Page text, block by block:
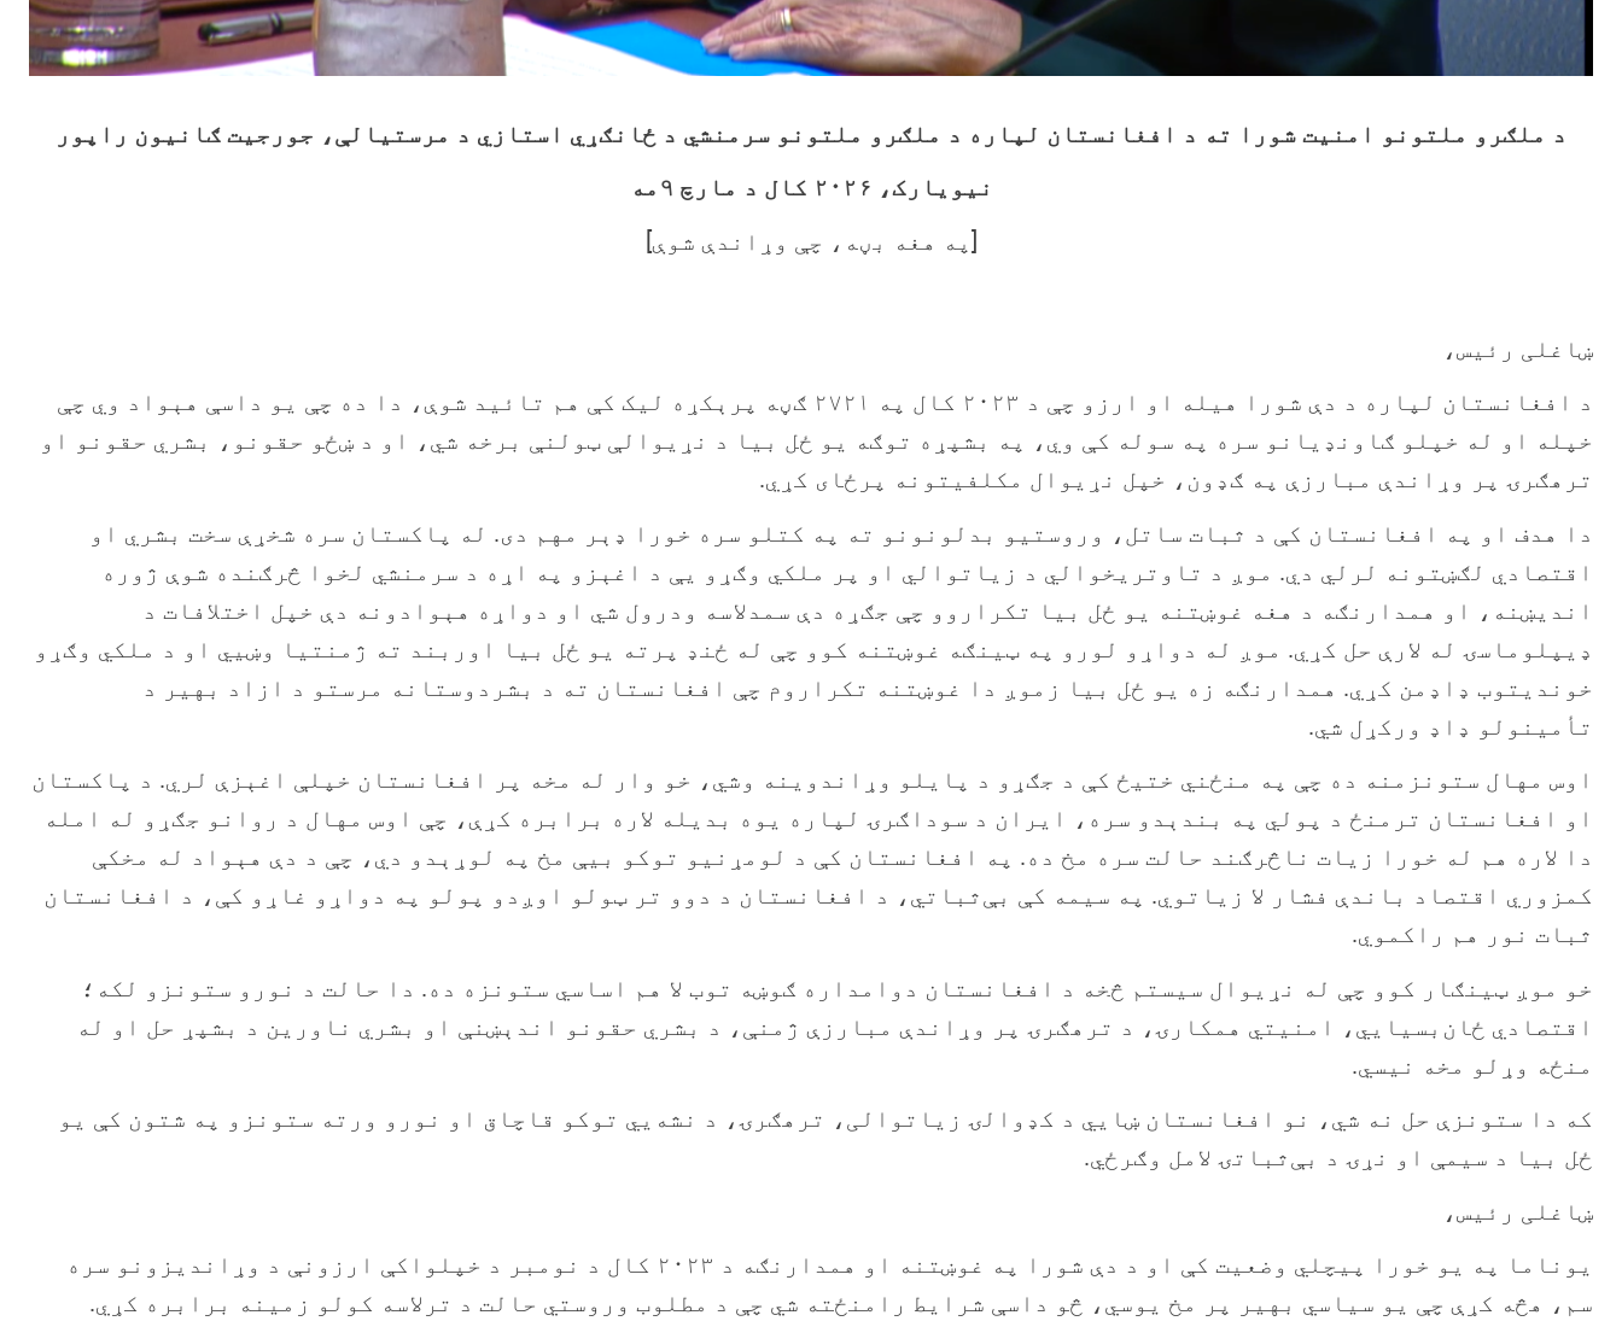
د ملګرو ملتونو امنیت شورا ته د افغانستان لپاره د ملګرو ملتونو سرمنشي د ځانګړي استازي د مرستیالې، جورجیت ګانیون راپور
نیویارک، ۲۰۲۶ کال د مارچ ۹مه
[په هغه بڼه، چې وړاندې شوې]
ښاغلی رئیس،
د افغانستان لپاره د دې شورا هیله او ارزو چې د ۲۰۲۳ کال په ۲۷۲۱ ګڼه پرېکړه لیک کې هم تائید شوې، دا ده چې یو داسې هېواد وي چې
خپله او له خپلو ګاونډیانو سره په سوله کې وي، په بشپړه توګه یو ځل بیا د نړیوالې ټولنې برخه شي، او د ښځو حقونو، بشري حقونو او
ترهګرۍ پر وړاندې مبارزې په ګډون، خپل نړیوال مکلفیتونه پرځای کړي.
دا هدف او په افغانستان کې د ثبات ساتل، وروستیو بدلونونو ته په کتلو سره خورا ډېر مهم دی. له پاکستان سره شخړې سخت بشري او
اقتصادي لګښتونه لرلي دي. موږ د تاوتریخوالي د زیاتوالي او پر ملکي وګړو یې د اغېزو په اړه د سرمنشي لخوا څرګنده شوې ژوره
اندیښنه، او همدارنګه د هغه غوښتنه یو ځل بیا تکراروو چې جګړه دې سمدلاسه ودرول شي او دواړه هېوادونه دې خپل اختلافات د
ډیپلوماسۍ له لارې حل کړي. موږ له دواړو لورو په ټینګه غوښتنه کوو چې له ځنډ پرته یو ځل بیا اوربند ته ژمنتیا وښیي او د ملکي وګړو
خوندیتوب ډاډمن کړي. همدارنګه زه یو ځل بیا زموږ دا غوښتنه تکراروم چې افغانستان ته د بشردوستانه مرستو د ازاد بهیر د
تأمینولو ډاډ ورکړل شي.
اوس مهال ستونزمنه ده چې په منځني ختیځ کې د جګړو د پایلو وړاندوینه وشي، خو وار له مخه پر افغانستان خپلې اغېزې لري. د پاکستان
او افغانستان ترمنځ د پولي په بندېدو سره، ایران د سوداګرۍ لپاره یوه بدیله لاره برابره کړې، چې اوس مهال د روانو جګړو له امله
دا لاره هم له خورا زیات ناڅرګند حالت سره مخ ده. په افغانستان کې د لومړنیو توکو بیې مخ په لوړېدو دي، چې د دې هېواد له مخکې
کمزوري اقتصاد باندې فشار لا زیاتوي. په سیمه کې بې‌ثباتي، د افغانستان د دوو تر ټولو اوږدو پولو په دواړو غاړو کې، د افغانستان
ثبات نور هم راکموي.
خو موږ ټینګار کوو چې له نړیوال سیستم څخه د افغانستان دوامداره ګوښه توب لا هم اساسي ستونزه ده. دا حالت د نورو ستونزو لکه؛
اقتصادي ځان‌بسیایي، امنیتي همکارۍ، د ترهګرۍ پر وړاندې مبارزې ژمنې، د بشري حقونو اندېښنې او بشري ناورین د بشپړ حل او له
منځه وړلو مخه نیسي.
که دا ستونزې حل نه شي، نو افغانستان ښايي د کډوالۍ زیاتوالی، ترهګرۍ، د نشه‌یي توکو قاچاق او نورو ورته ستونزو په شتون کې یو
ځل بیا د سیمې او نړۍ د بې‌ثباتۍ لامل وګرځي.
ښاغلی رئیس،
یوناما په یو خورا پیچلي وضعیت کې او د دې شورا په غوښتنه او همدارنګه د ۲۰۲۳ کال د نومبر د خپلواکې ارزونې د وړاندیزونو سره
سم، هڅه کړې چې یو سیاسي بهیر پر مخ یوسي، څو داسې شرایط رامنځته شي چې د مطلوب وروستي حالت د ترلاسه کولو زمینه برابره کړي.